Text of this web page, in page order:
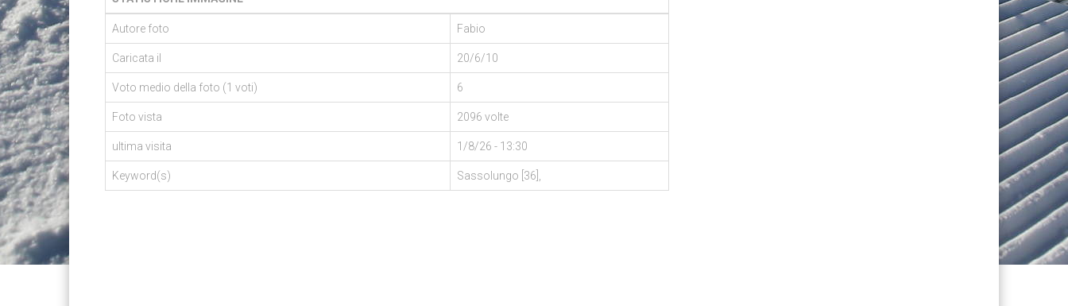
Autore foto Fabio
Caricata il 20/6/10
Voto medio della foto (1 voti) 6
Foto vista 2096 volte
ultima visita 1/8/26 - 13:30
Keyword(s) Sassolungo [36],